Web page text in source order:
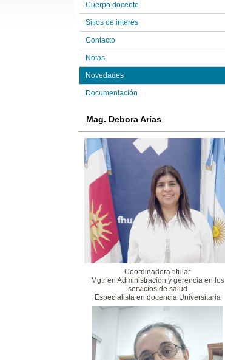
Cuerpo docente
Sitios de interés
Contacto
Notas
Novedades
Documentación
Mag. Debora Arías
Coordinadora titular
Mgtr en Administración y gerencia en los
servicios de salud
Especialista en docencia Universitaria